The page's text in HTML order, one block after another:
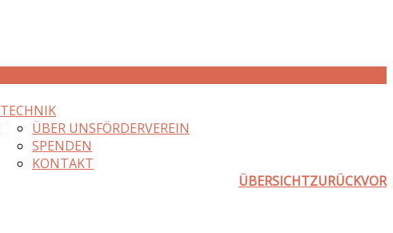
TECHNIK
FÖRDERVEREIN
ÜBER UNS
SPENDEN
KONTAKT
ÜBERSICHTZURÜCKVOR